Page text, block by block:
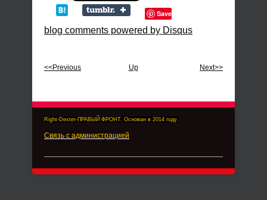
Save
blog comments powered by Disqus
<<Previous Up Next>>
Right-Dexter-ПРАВЫЙ ФРОНТ. Основан в 2014 году.
Связь с администрацией